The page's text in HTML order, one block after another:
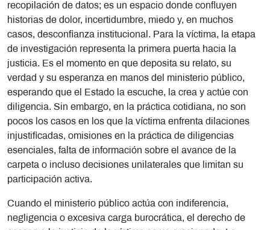
recopilación de datos; es un espacio donde confluyen
historias de dolor, incertidumbre, miedo y, en muchos
casos, desconfianza institucional. Para la víctima, la etapa
de investigación representa la primera puerta hacia la
justicia. Es el momento en que deposita su relato, su
verdad y su esperanza en manos del ministerio público,
esperando que el Estado la escuche, la crea y actúe con
diligencia. Sin embargo, en la práctica cotidiana, no son
pocos los casos en los que la víctima enfrenta dilaciones
injustificadas, omisiones en la práctica de diligencias
esenciales, falta de información sobre el avance de la
carpeta o incluso decisiones unilaterales que limitan su
participación activa.
Cuando el ministerio público actúa con indiferencia,
negligencia o excesiva carga burocrática, el derecho de